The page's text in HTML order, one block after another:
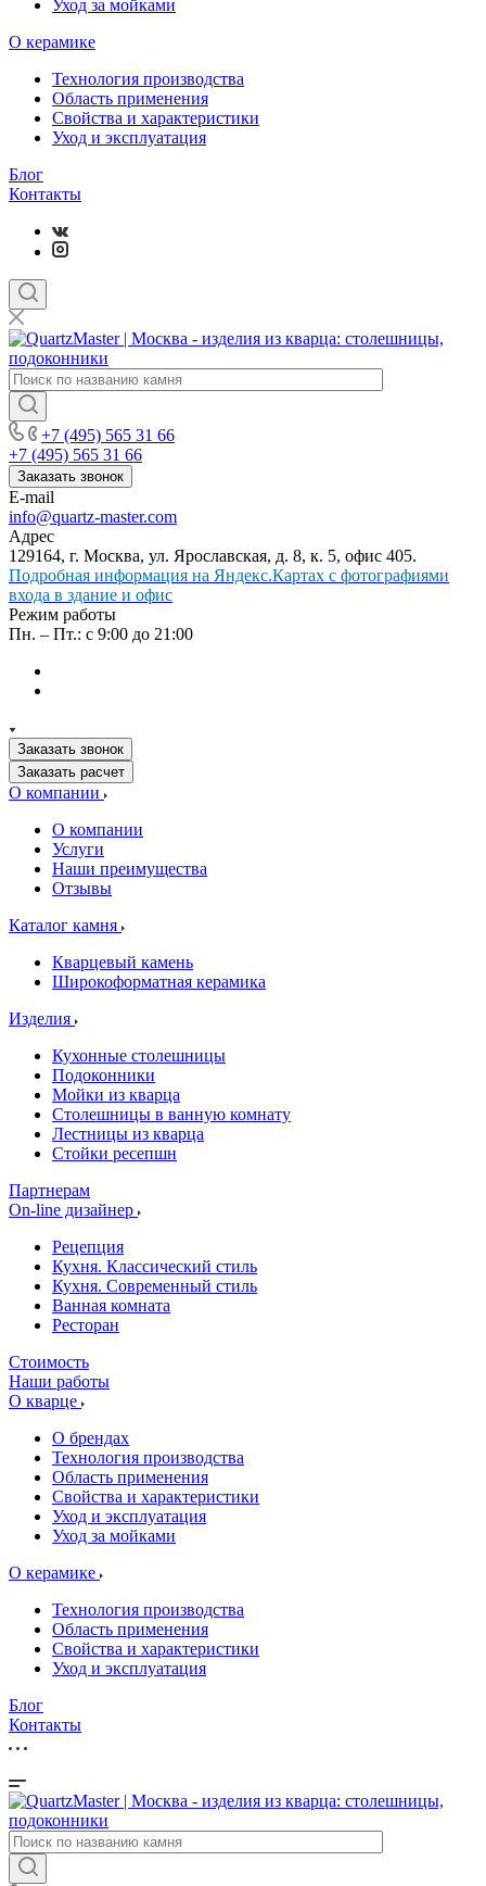
Уход за мойками
О керамике
Технология производства
Область применения
Свойства и характеристики
Уход и эксплуатация
Блог
Контакты
+7 (495) 565 31 66
+7 (495) 565 31 66
Заказать звонок
E-mail
info@quartz-master.com
Адрес
129164, г. Москва, ул. Ярославская, д. 8, к. 5, офис 405.
Подробная информация на Яндекс.Картах с фотографиями
входа в здание и офис
Режим работы
Пн. – Пт.: с 9:00 до 21:00
Заказать звонок
Заказать расчет
О компании
О компании
Услуги
Наши преимущества
Отзывы
Каталог камня
Кварцевый камень
Широкоформатная керамика
Изделия
Кухонные столешницы
Подоконники
Мойки из кварца
Столешницы в ванную комнату
Лестницы из кварца
Стойки ресепшн
Партнерам
On-line дизайнер
Рецепция
Кухня. Классический стиль
Кухня. Современный стиль
Ванная комната
Ресторан
Стоимость
Наши работы
О кварце
О брендах
Технология производства
Область применения
Свойства и характеристики
Уход и эксплуатация
Уход за мойками
О керамике
Технология производства
Область применения
Свойства и характеристики
Уход и эксплуатация
Блог
Контакты